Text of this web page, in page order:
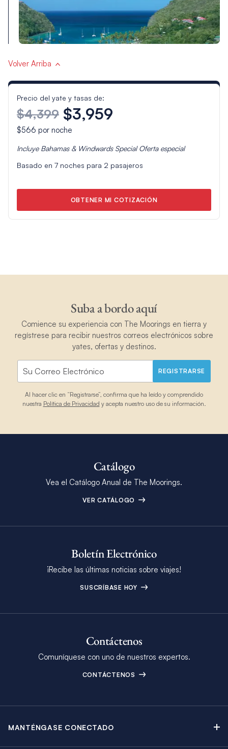
Volver Arriba
Precio del yate y tasas de:
$4,399 $3,959
$566 por noche
Incluye Bahamas & Windwards SpecialOferta especial
Basado en 7noches para 2 pasajeros
OBTENER MI COTIZACIÓN
Suba a bordo aquí
Comience su experiencia con The Moorings en tierra y
regístrese para recibir nuestros correos electrónicos sobre
yates, ofertas y destinos.
REGISTRARSE
Al hacer clic en “Registrarse”, confirma que ha leído y comprendido
nuestra Política de Privacidad y acepta nuestro uso de su información.
Catálogo
Vea el Catálogo Anual de The Moorings.
VER CATÁLOGO
Boletín Electrónico
¡Recibe las últimas noticias sobre viajes!
SUSCRÍBASE HOY
Contáctenos
Comuníquese con uno de nuestros expertos.
CONTÁCTENOS
MANTÉNGASE CONECTADO